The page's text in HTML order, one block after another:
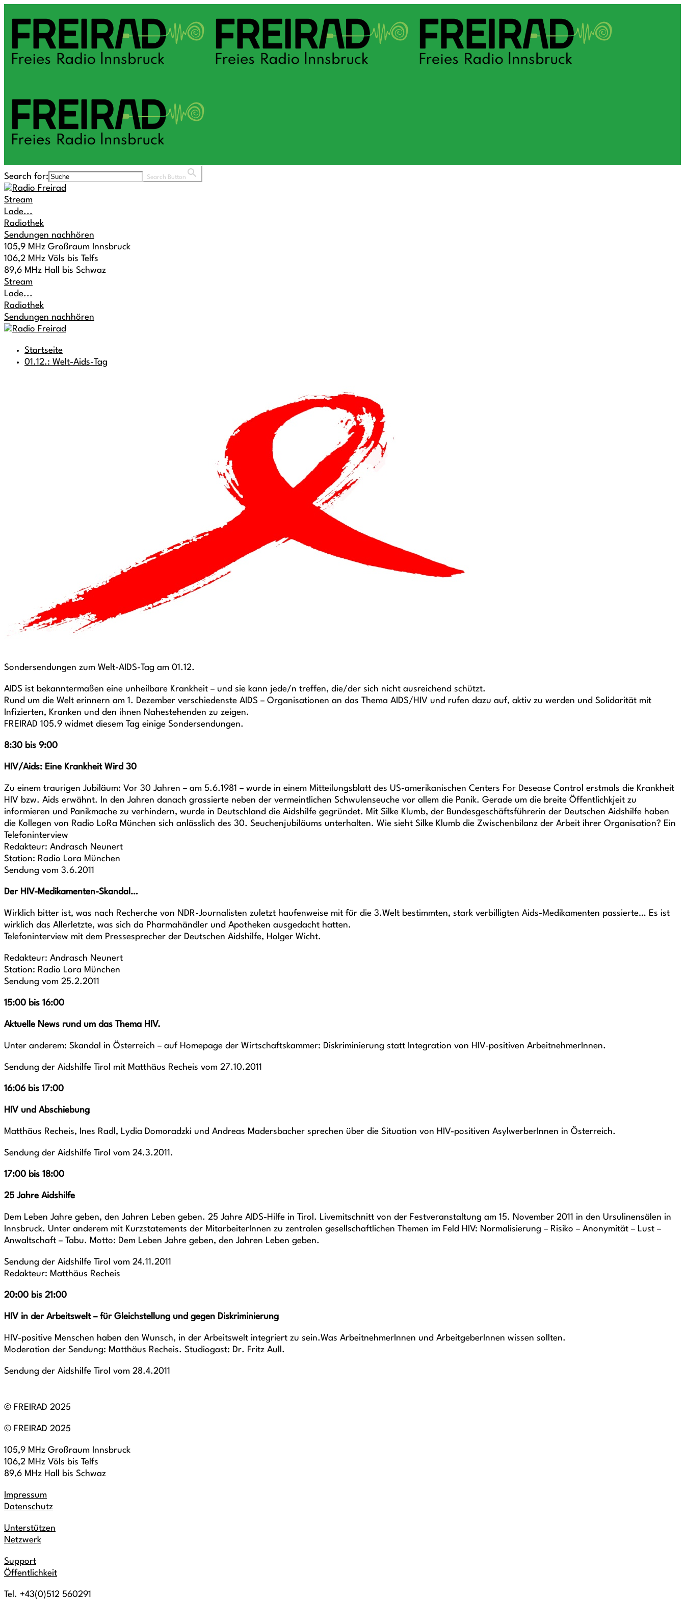
Search for: Search Button
Stream
Lade...
Radiothek
Sendungen nachhören
105,9 MHz Großraum Innsbruck
106,2 MHz Völs bis Telfs
89,6 MHz Hall bis Schwaz
Stream
Lade...
Radiothek
Sendungen nachhören
Startseite
01.12.: Welt-Aids-Tag
Sondersendungen zum Welt-AIDS-Tag am 01.12.
AIDS ist bekanntermaßen eine unheilbare Krankheit – und sie kann jede/n treffen, die/der sich nicht ausreichend schützt.
Rund um die Welt erinnern am 1. Dezember verschiedenste AIDS – Organisationen an das Thema AIDS/HIV und rufen dazu auf, aktiv zu werden und Solidarität mit
Infizierten, Kranken und den ihnen Nahestehenden zu zeigen.
FREIRAD 105.9 widmet diesem Tag einige Sondersendungen.
8:30 bis 9:00
HIV/Aids: Eine Krankheit Wird 30
Zu einem traurigen Jubiläum: Vor 30 Jahren – am 5.6.1981 – wurde in einem Mitteilungsblatt des US-amerikanischen Centers For Desease Control erstmals die Krankheit
HIV bzw. Aids erwähnt. In den Jahren danach grassierte neben der vermeintlichen Schwulenseuche vor allem die Panik. Gerade um die breite Öffentlichkjeit zu
informieren und Panikmache zu verhindern, wurde in Deutschland die Aidshilfe gegründet. Mit Silke Klumb, der Bundesgeschäftsführerin der Deutschen Aidshilfe haben
die Kollegen von Radio LoRa München sich anlässlich des 30. Seuchenjubiläums unterhalten. Wie sieht Silke Klumb die Zwischenbilanz der Arbeit ihrer Organisation? Ein
Telefoninterview
Redakteur: Andrasch Neunert
Station: Radio Lora München
Sendung vom 3.6.2011
Der HIV-Medikamenten-Skandal…
Wirklich bitter ist, was nach Recherche von NDR-Journalisten zuletzt haufenweise mit für die 3.Welt bestimmten, stark verbilligten Aids-Medikamenten passierte… Es ist
wirklich das Allerletzte, was sich da Pharmahändler und Apotheken ausgedacht hatten.
Telefoninterview mit dem Pressesprecher der Deutschen Aidshilfe, Holger Wicht.
Redakteur: Andrasch Neunert
Station: Radio Lora München
Sendung vom 25.2.2011
15:00 bis 16:00
Aktuelle News rund um das Thema HIV.
Unter anderem: Skandal in Österreich – auf Homepage der Wirtschaftskammer: Diskriminierung statt Integration von HIV-positiven ArbeitnehmerInnen.
Sendung der Aidshilfe Tirol mit Matthäus Recheis vom 27.10.2011
16:06 bis 17:00
HIV und Abschiebung
Matthäus Recheis, Ines Radl, Lydia Domoradzki und Andreas Madersbacher sprechen über die Situation von HIV-positiven AsylwerberInnen in Österreich.
Sendung der Aidshilfe Tirol vom 24.3.2011.
17:00 bis 18:00
25 Jahre Aidshilfe
Dem Leben Jahre geben, den Jahren Leben geben. 25 Jahre AIDS-Hilfe in Tirol. Livemitschnitt von der Festveranstaltung am 15. November 2011 in den Ursulinensälen in
Innsbruck. Unter anderem mit Kurzstatements der MitarbeiterInnen zu zentralen gesellschaftlichen Themen im Feld HIV: Normalisierung – Risiko – Anonymität – Lust –
Anwaltschaft – Tabu. Motto: Dem Leben Jahre geben, den Jahren Leben geben.
Sendung der Aidshilfe Tirol vom 24.11.2011
Redakteur: Matthäus Recheis
20:00 bis 21:00
HIV in der Arbeitswelt – für Gleichstellung und gegen Diskriminierung
HIV-positive Menschen haben den Wunsch, in der Arbeitswelt integriert zu sein.Was ArbeitnehmerInnen und ArbeitgeberInnen wissen sollten.
Moderation der Sendung: Matthäus Recheis. Studiogast: Dr. Fritz Aull.
Sendung der Aidshilfe Tirol vom 28.4.2011
© FREIRAD 2025
© FREIRAD 2025
105,9 MHz Großraum Innsbruck
106,2 MHz Völs bis Telfs
89,6 MHz Hall bis Schwaz
Impressum
Datenschutz
Unterstützen
Netzwerk
Support
Öffentlichkeit
Tel. +43(0)512 560291